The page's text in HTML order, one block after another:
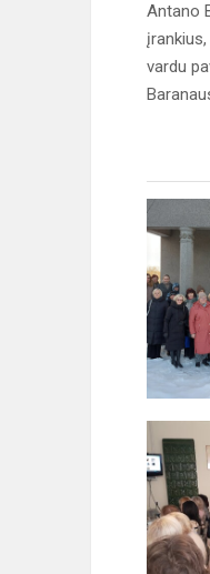
Antano
vardu